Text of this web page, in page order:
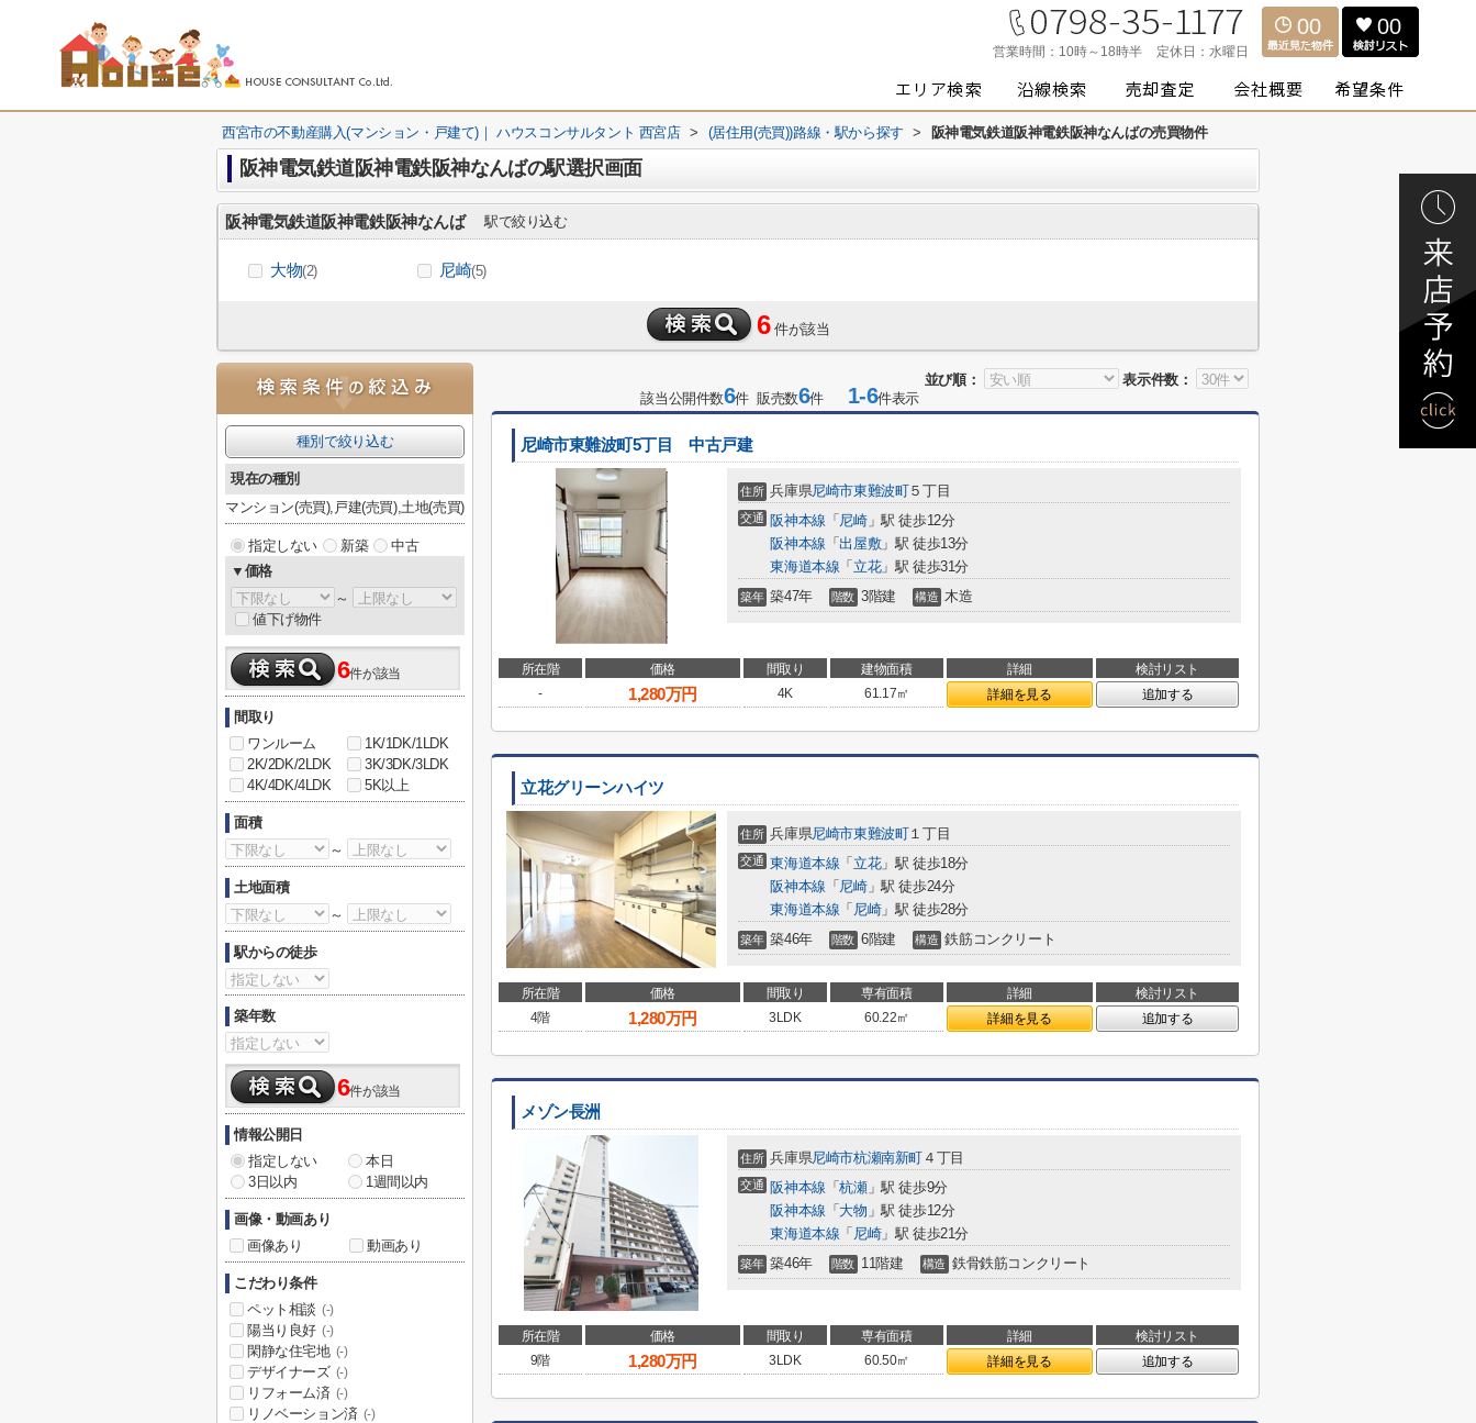
営業時間： 10時～18時半 定休日： 水曜日
00 00
西宮市の不動産購入(マンション・戸建て)｜ ハウスコンサルタント 西宮店 > (居住用(売買))路線・駅から探す > 阪神電気鉄道阪神電鉄阪神なんばの売買物件
阪神電気鉄道阪神電鉄阪神なんばの駅選択画面
阪神電気鉄道阪神電鉄阪神なんば 駅で絞り込む
大物(2) 尼崎(5)
6 件が該当
並び順：
表示件数：
該当公開件数6件 販売数6件 1-6件表示
尼崎市東難波町5丁目 中古戸建
住所 兵庫県尼崎市東難波町５丁目
交通 阪神本線 「 尼崎」駅 徒歩12分
阪神本線 「出屋敷」駅 徒歩13分
東海道本線 「 立花」駅 徒歩31分
築年 築47年 階数 3階建 構造 木造
所在階 価格 間取り 建物面積 詳細
検討リスト
-
1,280万円 4K 61.17㎡ 詳細を見る 追加する
立花グリーンハイツ
住所 兵庫県尼崎市東難波町１丁目
交通 東海道本線 「 立花」駅 徒歩18分
阪神本線 「 尼崎」駅 徒歩24分
東海道本線 「 尼崎」駅 徒歩28分
築年 築46年 階数 6階建 構造 鉄筋コンクリート
所在階 価格 間取り 専有面積 詳細
検討リスト
4階
1,280万円 3LDK 60.22㎡ 詳細を見る 追加する
メゾン長洲
住所 兵庫県尼崎市杭瀬南新町 ４丁目
交通 阪神本線 「杭瀬」駅 徒歩9分
阪神本線 「 大物 」駅 徒歩12分
東海道本線 「 尼崎」駅 徒歩21分
築年 築46年 階数 11階建 構造 鉄骨鉄筋コンクリート
所在階 価格 間取り 専有面積 詳細
検討リスト
9階
1,280万円 3LDK 60.50㎡ 詳細を見る 追加する
種別で絞り込む
現在の種別
マンション(売買),戸建(売買),土地(売買)
指定しない 新築
中古
▼価格
～
値下げ物件
6件が該当
間取り
ワンルーム
1K/1DK/1LDK
2K/2DK/2LDK
3K/3DK/3LDK
4K/4DK/4LDK
5K以上
面積
～
土地面積
～
駅からの徒歩
築年数
6件が該当
情報公開日
指定しない
本日
3日以内
1週間以内
画像・動画あり
画像あり
動画あり
こだわり条件
ペット相談 (-)
陽当り良好 (-)
閑静な住宅地 (-)
デザイナーズ (-)
リフォーム済 (-)
リノベーション済 (-)